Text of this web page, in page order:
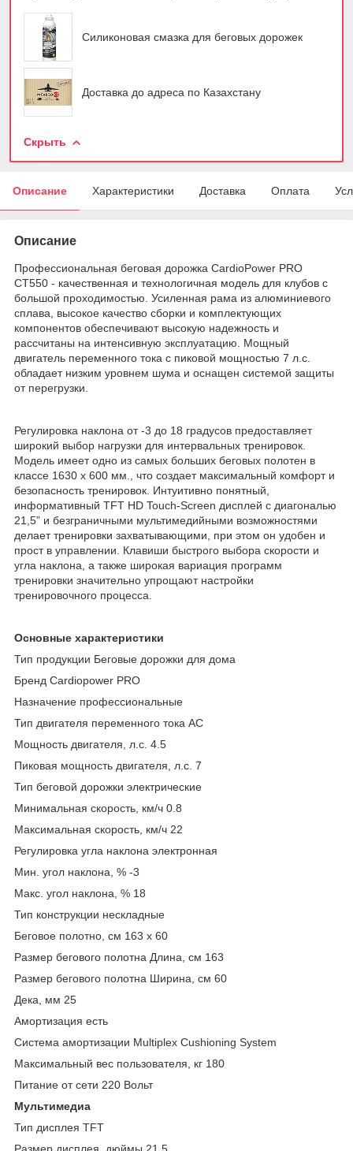
Силиконовая смазка для беговых дорожек
Доставка до адреса по Казахстану
Скрыть
Описание Характеристики Доставка Оплата
Описание
Профессиональная беговая дорожка CardioPower PRO
CT550 - качественная и технологичная модель для клубов с
большой проходимостью. Усиленная рама из алюминиевого
сплава, высокое качество сборки и комплектующих
компонентов обеспечивают высокую надежность и
рассчитаны на интенсивную эксплуатацию. Мощный
двигатель переменного тока с пиковой мощностью 7 л.с.
обладает низким уровнем шума и оснащен системой защиты
от перегрузки.
Регулировка наклона от -3 до 18 градусов предоставляет
широкий выбор нагрузки для интервальных тренировок.
Модель имеет одно из самых больших беговых полотен в
классе 1630 х 600 мм., что создает максимальный комфорт и
безопасность тренировок. Интуитивно понятный,
информативный TFT HD Touch-Screen дисплей c диагональю
21,5” и безграничными мультимедийными возможностями
делает тренировки захватывающими, при этом он удобен и
прост в управлении. Клавиши быстрого выбора скорости и
угла наклона, а также широкая вариация программ
тренировки значительно упрощают настройки
тренировочного процесса.
Основные xарактеристики
Тип продукции Беговые дорожки для дома
Бренд Cardiopower PRO
Назначение профессиональные
Тип двигателя переменного тока AC
Мощность двигателя, л.с. 4.5
Пиковая мощность двигателя, л.с. 7
Тип беговой дорожки электрические
Минимальная скорость, км/ч 0.8
Максимальная скорость, км/ч 22
Регулировка угла наклона электронная
Мин. угол наклона, % -3
Макс. угол наклона, % 18
Тип конструкции нескладные
Беговое полотно, см 163 x 60
Размер бегового полотна Длина, см 163
Размер бегового полотна Ширина, см 60
Дека, мм 25
Амортизация есть
Система амортизации Multiplex Cushioning System
Максимальный вес пользователя, кг 180
Питание от сети 220 Вольт
Мультимедиа
Тип дисплея TFT
Размер дисплея, дюймы 21.5